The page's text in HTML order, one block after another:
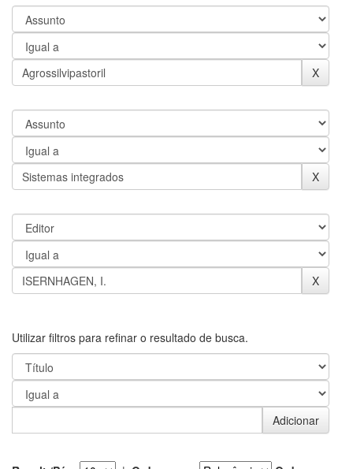
Utilizar filtros para refinar o resultado de busca.